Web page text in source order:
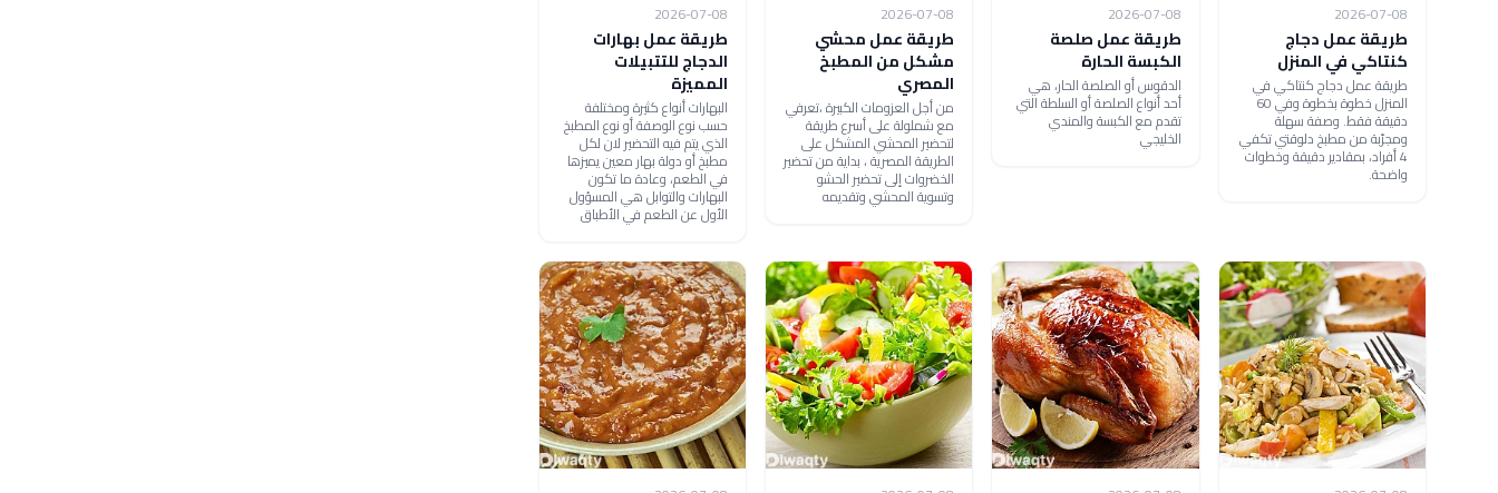
2026-07-08
طريقة عمل دجاج
كنتاكي في المنزل
طريقة عمل دجاج كنتاكي في
المنزل خطوة بخطوة وفي 60
دقيقة فقط. وصفة سهلة
ومجرّبة من مطبخ دلوقتي تكفي
4 أفراد، بمقادير دقيقة وخطوات
واضحة.
2026-07-08
طريقة عمل صلصة
الكبسة الحارة
الدقوس أو الصلصة الحار، هي
أحد أنواع الصلصة أو السلطة التي
تقدم مع الكبسة والمندي
الخليجي
2026-07-08
طريقة عمل محشي
مشكل من المطبخ
المصري
من أجل العزومات الكبيرة ،تعرفي
مع شملولة على أسرع طريقة
لتحضير المحشي المشكل على
الطريقة المصرية ، بداية من تحضير
الخضروات إلى تحضير الحشو
وتسوية المحشي وتقديمه
2026-07-08
طريقة عمل بهارات
الدجاج للتتبيلات
المميزة
البهارات أنواع كثيرة ومختلفة
حسب نوع الوصفة أو نوع المطبخ
الذي يتم فيه التحضير لان لكل
مطبخ أو دولة بهار معين يميزها
في الطعم، وعادة ما تكون
البهارات والتوابل هي المسؤول
الأول عن الطعم في الأطباق